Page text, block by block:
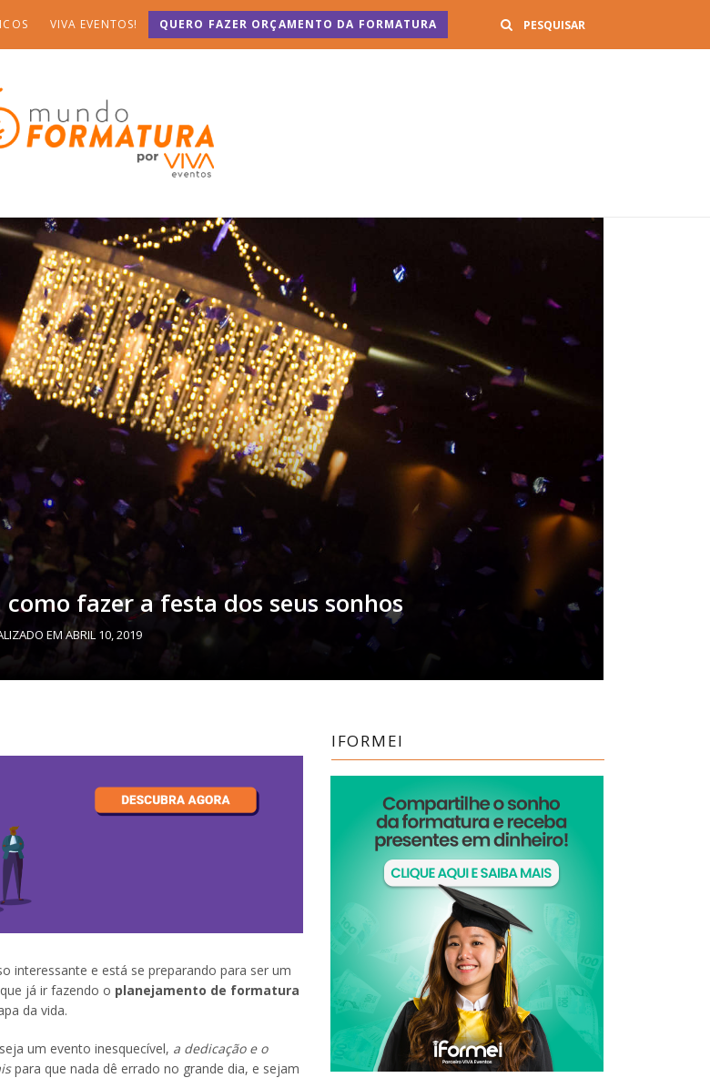
VIVA EVENTOS! QUERO FAZER ORÇAMENTO DA FORMATURA Buscar
fazer a festa dos seus sonhos
EMABRIL 10, 2019
interessante e está se preparando para ser um
já ir fazendo o planejamento de formatura
da vida.
um evento inesquecível, a dedicação e o
para que nada dê errado no grande dia, e sejam
IFORMEI